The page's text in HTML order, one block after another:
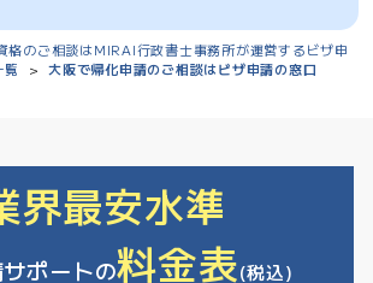
格のご相談はMIRAI行政書士事務所が運営するビザ申
覧 > 大阪で帰化申請のご相談はビザ申請の窓口
界最安水準
ポートの料金表(税込)